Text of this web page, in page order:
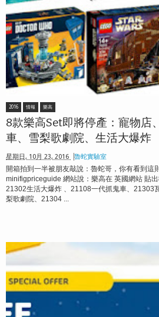
2016 情報 樂高
8款樂高Set即將停產：寵物店
車、雪梨歌劇院、生活大爆炸
星期日, 10月 23, 2016 魯蛇實驗室
開箱拍到一半被朋友敲說：魯蛇哥，你有看到這
minifigpriceguide 網站說：樂高在 英國網站 貼
21302生活大爆炸 、21108一代抓鬼車、21303
梨歌劇院、21304 ...